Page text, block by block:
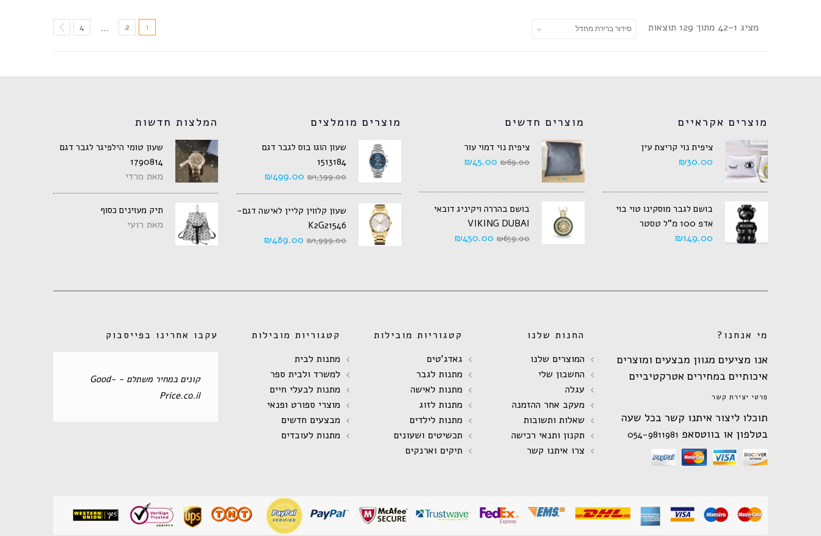
מציג 1–42 מתוך 129 תוצאות 1
2
…
4
המלצות חדשות
שעון טומי הילפיגר לגבר דגם
1790814
מאת מרדי
תיק מעוינים כסוף
מאת רועי
מוצרים מומלצים
שעון הוגו בוס לגבר דגם
1513184
₪1,399.00
₪499.00
שעון קלווין קליין לאישה דגם-
K2G21546
₪1,999.00
₪489.00
מוצרים חדשים
ציפית נוי דמוי עור
₪69.00
₪45.00
בושם בהררה ויקיניג דובאי
VIKING DUBAI
₪659.00
₪450.00
מוצרים אקראיים
ציפית נוי קריצת עין
₪30.00
בושם לגבר מוסקינו טוי בוי
אדפ 100 מ"ל טסטר
₪149.00
עקבו אחרינו בפייסבוק
‏קונים במחיר משתלם - Good-
Price.co.il‏
קטגוריות מובילות
מתנות לבית
למשרד ולבית ספר
מתנות לבעלי חיים
מוצרי ספורט ופנאי
מבצעים חדשים
מתנות לעובדים
קטגוריות מובילות
גאדג'טים
מתנות לגבר
מתנות לאישה
מתנות לזוג
מתנות לילדים
תכשיטים ושעונים
תיקים וארנקים
החנות שלנו
המוצרים שלנו
החשבון שלי
עגלה
מעקב אחר ההזמנה
שאלות ותשובות
תקנון ותנאי רכישה
צרו איתנו קשר
מי אנחנו?
אנו מציעים מגוון מבצעים ומוצרים
איכותיים במחירים אטרקטיביים
פרטי יצירת קשר
תוכלו ליצור איתנו קשר בכל שעה
בטלפון או בווטסאפ 054-9811981